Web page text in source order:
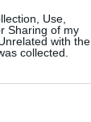
Use,
Sharing of my
with the
collected.